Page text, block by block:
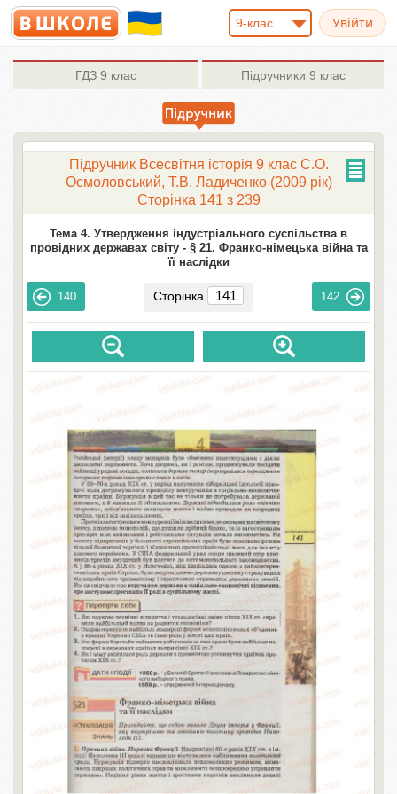
9-клас
ГДЗ 9 клас Підручники 9 клас
Підручник Всесвітня історія 9 клас С.О.
Осмоловський, Т.В. Ладиченко (2009 рік)
Сторінка 141 з 239
Тема 4. Утвердження індустріального суспільства в
провідних державах світу - § 21. Франко-німецька війна та
її наслідки
140 Сторінка 142